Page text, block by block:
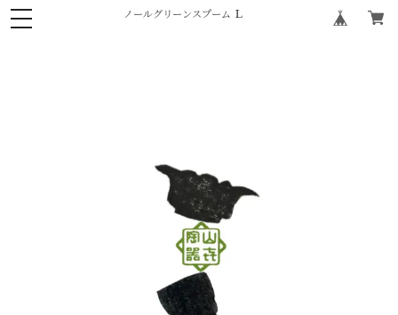
ノールグリーンスプーム Ｌ